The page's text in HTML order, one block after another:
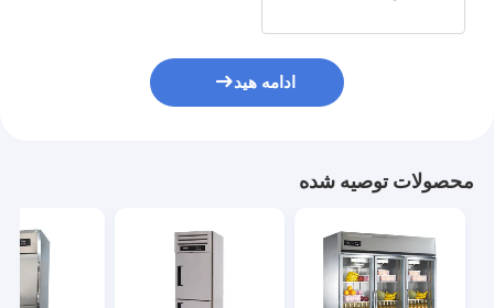
فر کانوکشن
فر پیتزا
ادامه هید
محصولات توصیه شده